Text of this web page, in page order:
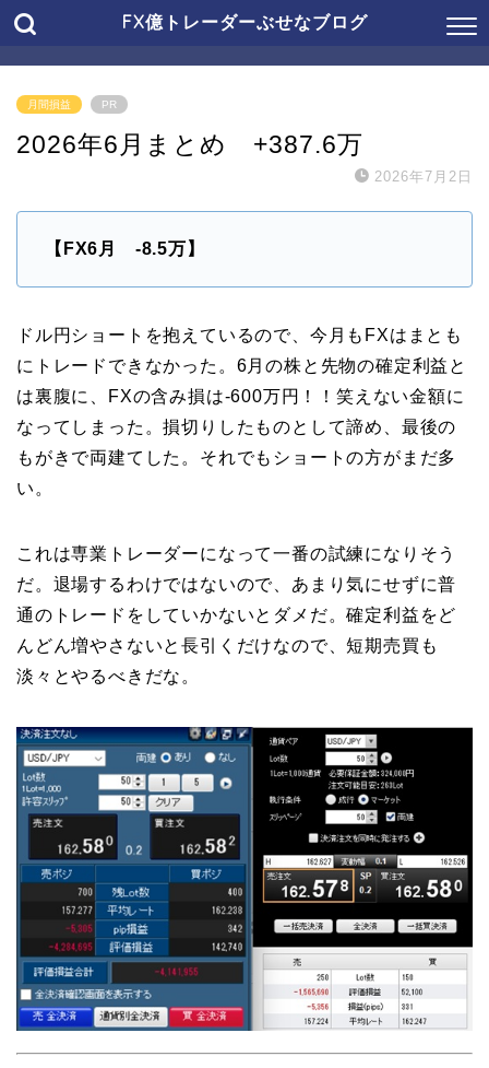
FX億トレーダーぶせなブログ
月間損益 PR
2026年6月まとめ +387.6万
2026年7月2日
【FX6月 -8.5万】
ドル円ショートを抱えているので、今月もFXはまとも
にトレードできなかった。6月の株と先物の確定利益と
は裏腹に、FXの含み損は-600万円！！笑えない金額に
なってしまった。損切りしたものとして諦め、最後の
もがきで両建てした。それでもショートの方がまだ多
い。
これは専業トレーダーになって一番の試練になりそう
だ。退場するわけではないので、あまり気にせずに普
通のトレードをしていかないとダメだ。確定利益をど
んどん増やさないと長引くだけなので、短期売買も
淡々とやるべきだな。